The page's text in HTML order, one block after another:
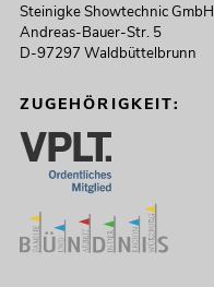
Steinigke Showtechnic GmbH
Andreas-Bauer-Str. 5
D-97297 Waldbüttelbrunn
ZUGEHÖRIGKEIT: